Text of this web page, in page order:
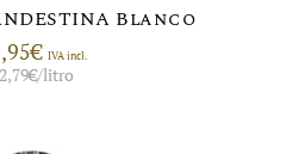
Blanco
€ IVA incl.
€/litro